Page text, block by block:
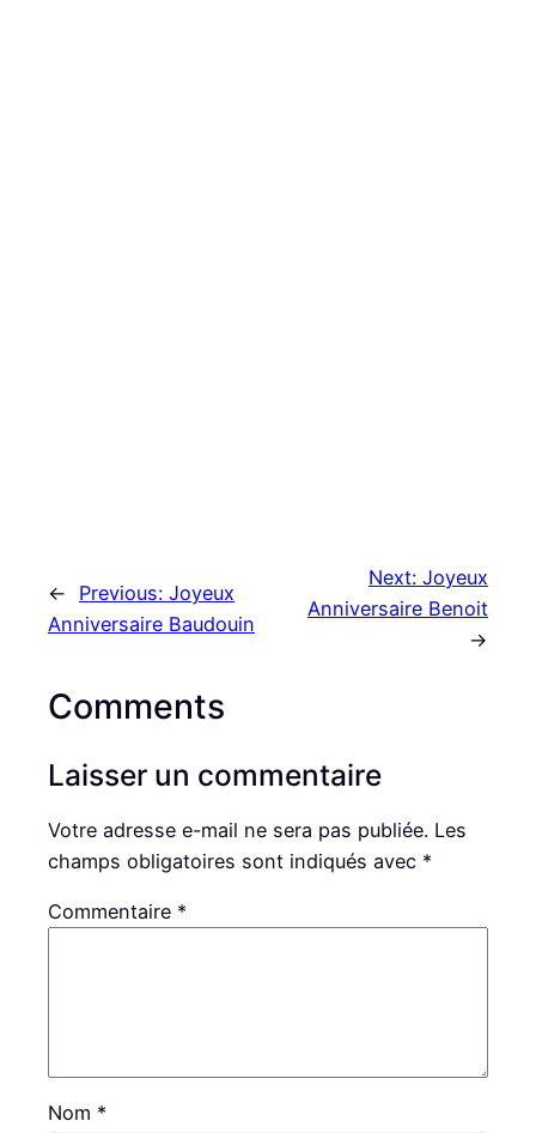
← Previous: Joyeux
Anniversaire Baudouin
Next: Joyeux
Anniversaire Benoit
→
Comments
Laisser un commentaire
Votre adresse e-mail ne sera pas publiée. Les
champs obligatoires sont indiqués avec *
Commentaire *
Nom *